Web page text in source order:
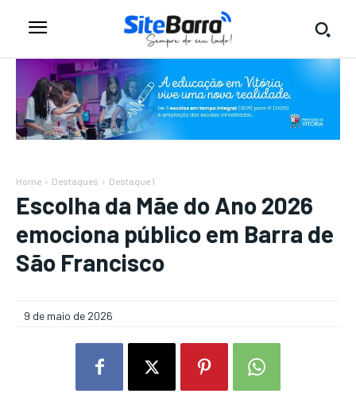
Home Destaques Destaque 1
Escolha da Mãe do Ano 2026
emociona público em Barra de
São Francisco
9 de maio de 2026